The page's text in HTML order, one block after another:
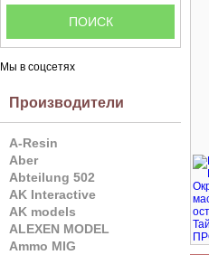
Мы в соцсетях
Производители
A-Resin
Aber
Abteilung 502
AK Interactive
AK models
ALEXEN MODEL
Ammo MIG